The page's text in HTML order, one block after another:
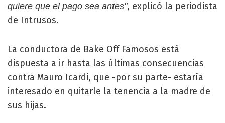
quiere que el pago sea antes", explicó la periodista
de Intrusos.
La conductora de Bake Off Famosos está
dispuesta a ir hasta las últimas consecuencias
contra Mauro Icardi, que -por su parte- estaría
interesado en quitarle la tenencia a la madre de
sus hijas.